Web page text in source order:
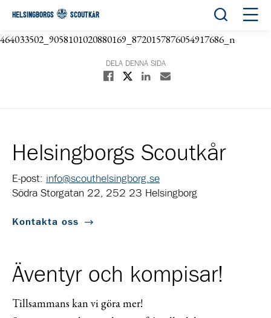
HELSINGBORGS SCOUTKÅR Öppna
464033502_9058101020880169_8720157876054917686_n
DELA DENNA SIDA
Dela på Facebook
Dela på XDela på Linkedin
Dela med E-post
Helsingborgs Scoutkår
E-post: info@scouthelsingborg.se
Södra Storgatan 22, 252 23 Helsingborg
Kontakta oss
Äventyr och kompisar!
Tillsammans kan vi göra mer!